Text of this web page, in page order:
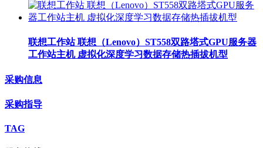
联想工作站 联想（Lenovo）ST558双路塔式GPU服务器
工作站主机 虚拟化深度学习数据存储热插拔机型
采购信息
采购指导
TAG